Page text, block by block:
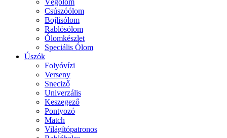
Végólom
Csúszóólom
Bojlisólom
Rablósólom
Ólomkészlet
Speciális Ólom
Úszók
Folyóvízi
Verseny
Sneciző
Univerzális
Keszegező
Pontyozó
Match
Világítópatronos